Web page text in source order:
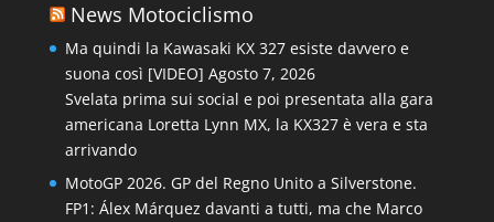
News Motociclismo
Ma quindi la Kawasaki KX 327 esiste davvero e
suona così [VIDEO] Agosto 7, 2026
Svelata prima sui social e poi presentata alla gara
americana Loretta Lynn MX, la KX327 è vera e sta
arrivando
MotoGP 2026. GP del Regno Unito a Silverstone.
FP1: Álex Márquez davanti a tutti, ma che Marco